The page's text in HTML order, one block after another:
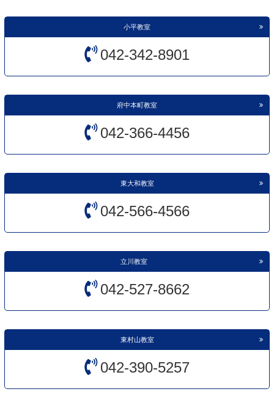
小平教室
042-342-8901
府中本町教室
042-366-4456
東大和教室
042-566-4566
立川教室
042-527-8662
東村山教室
042-390-5257